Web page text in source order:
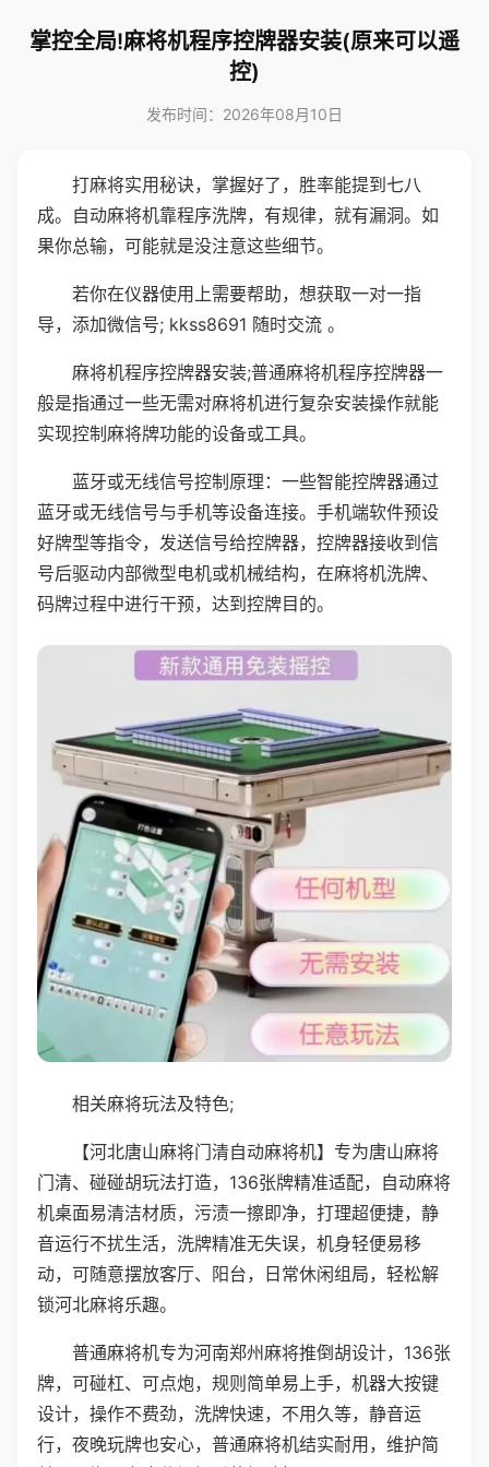
掌控全局!麻将机程序控牌器安装(原来可以遥
控)
发布时间：2026年08月10日
打麻将实用秘诀，掌握好了，胜率能提到七八
成。自动麻将机靠程序洗牌，有规律，就有漏洞。如
果你总输，可能就是没注意这些细节。
若你在仪器使用上需要帮助，想获取一对一指
导，添加微信号; kkss8691 随时交流 。
麻将机程序控牌器安装;普通麻将机程序控牌器一
般是指通过一些无需对麻将机进行复杂安装操作就能
实现控制麻将牌功能的设备或工具。
蓝牙或无线信号控制原理：一些智能控牌器通过
蓝牙或无线信号与手机等设备连接。手机端软件预设
好牌型等指令，发送信号给控牌器，控牌器接收到信
号后驱动内部微型电机或机械结构，在麻将机洗牌、
码牌过程中进行干预，达到控牌目的。
相关麻将玩法及特色;
【河北唐山麻将门清自动麻将机】专为唐山麻将
门清、碰碰胡玩法打造，136张牌精准适配，自动麻将
机桌面易清洁材质，污渍一擦即净，打理超便捷，静
音运行不扰生活，洗牌精准无失误，机身轻便易移
动，可随意摆放客厅、阳台，日常休闲组局，轻松解
锁河北麻将乐趣。
普通麻将机专为河南郑州麻将推倒胡设计，136张
牌，可碰杠、可点炮，规则简单易上手，机器大按键
设计，操作不费劲，洗牌快速，不用久等，静音运
行，夜晚玩牌也安心，普通麻将机结实耐用，维护简